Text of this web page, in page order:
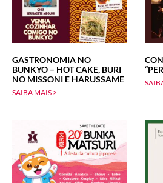
GASTRONOMIA NO
BUNKYO – HOT CAKE, BURI
NO MISSONI E HARUSSAME
SAIBA MAIS >